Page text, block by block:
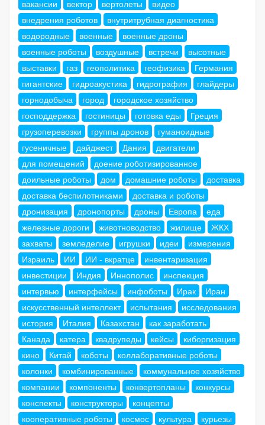
вакансии вектор вертолеты
видео
внедрения роботов
внутритрубная диагностика
водородные
военные
военные дроны
военные роботы
воздушные встречи
высотные
выставки
газ геополитика геофизика
Германия
гигантские
гидроакустика гидрография
глайдеры
горнодобыча
город
городское хозяйство
господдержка
гостиницы готовка еды
Греция
грузоперевозки
группы дронов
гуманоидные
гусеничные
дайджест Дания
двигатели
для помещений
доение роботизированное
доильные роботы
дом домашние роботы
доставка
доставка беспилотниками
доставка и роботы
дронизация
дронопорты дроны Европа
еда
железные дороги
животноводство жилище
ЖКХ
захваты
земледелие игрушки идеи
измерения
Израиль
ИИ ИИ - вкратце
инвентаризация
инвестиции
Индия Иннополис
инспекция
интервью
интерфейсы инфоботы Ирак
Иран
искусственный интеллект
испытания
исследования
история
Италия Казахстан
как заработать
Канада
катера квадрупеды кейсы
киборгизация
кино
Китай коботы
коллаборативные роботы
колонки
комбинированные
коммунальное хозяйство
компании
компоненты конвертопланы
конкурсы
конспекты
конструкторы
концепты
кооперативные роботы
космос культура
курьезы